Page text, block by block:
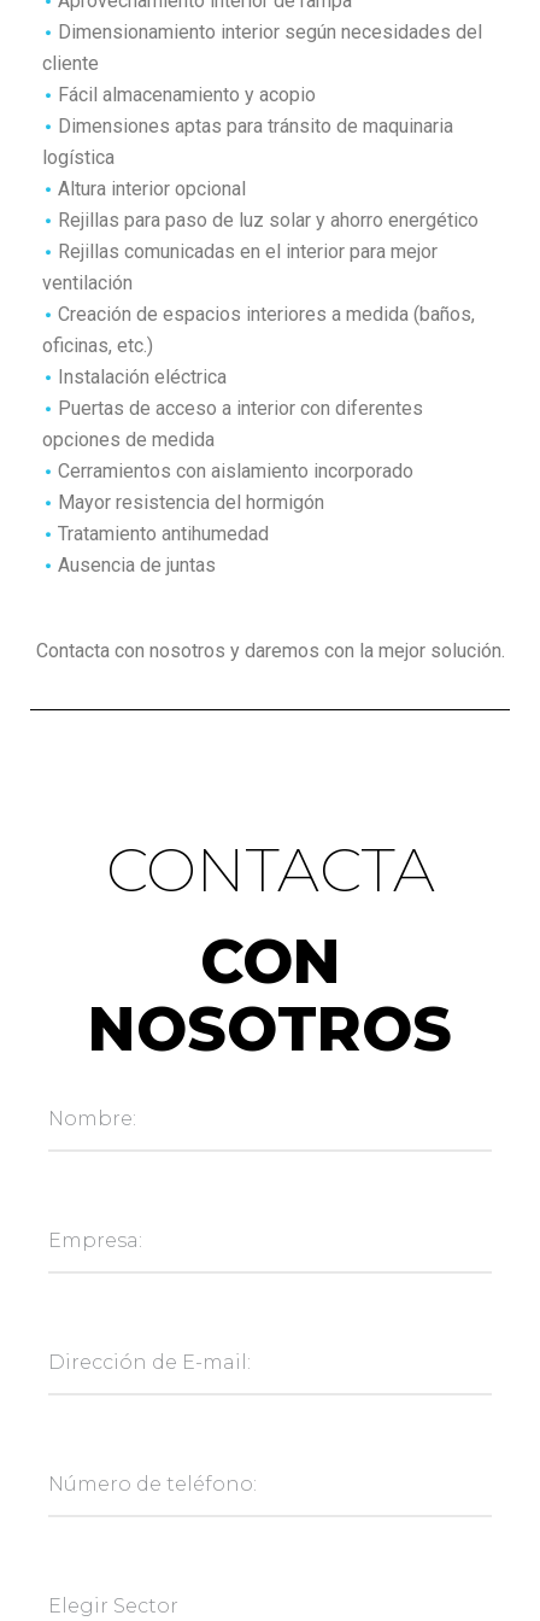
Dimensionamiento interior según necesidades del
cliente
Fácil almacenamiento y acopio
Dimensiones aptas para tránsito de maquinaria
logística
Altura interior opcional
Rejillas para paso de luz solar y ahorro energético
Rejillas comunicadas en el interior para mejor
ventilación
Creación de espacios interiores a medida (baños,
oficinas, etc.)
Instalación eléctrica
Puertas de acceso a interior con diferentes
opciones de medida
Cerramientos con aislamiento incorporado
Mayor resistencia del hormigón
Tratamiento antihumedad
Ausencia de juntas
Contacta con nosotros y daremos con la mejor solución.
CONTACTA
CON
NOSOTROS